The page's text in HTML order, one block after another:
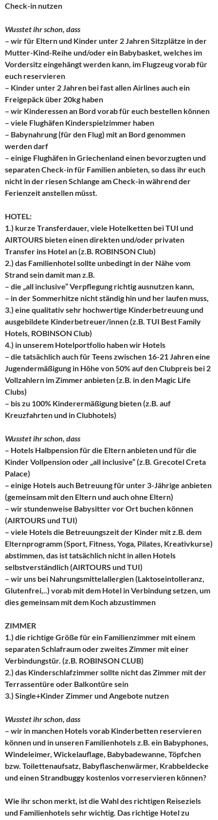
Check-in nutzen
Wusstet ihr schon, dass
– wir für Eltern und Kinder unter 2 Jahren Sitzplätze in der
Mutter-Kind-Reihe und/oder ein Babybasket, welches im
Vordersitz eingehängt werden kann, im Flugzeug vorab für
euch reservieren
– Kinder unter 2 Jahren bei fast allen Airlines auch ein
Freigepäck über 20kg haben
– wir Kinderessen an Bord vorab für euch bestellen können
– viele Flughäfen Kinderspielzimmer haben
– Babynahrung (für den Flug) mit an Bord genommen
werden darf
– einige Flughäfen in Griechenland einen bevorzugten und
separaten Check-in für Familien anbieten, so dass ihr euch
nicht in der riesen Schlange am Check-in während der
Ferienzeit anstellen müsst.
HOTEL:
1.) kurze Transferdauer, viele Hotelketten beiTUI und
AIRTOURS bieten einen direkten und/oder privaten
Transfer ins Hotel an (z.B. ROBINSON Club)
2.) das Familienhotel sollte unbedingt in der Nähe vom
Strand sein damit man z.B.
– die „all inclusive“ Verpflegung richtig ausnutzen kann,
– in der Sommerhitze nicht ständig hin und her laufen muss,
3.) eine qualitativ sehr hochwertige Kinderbetreuung und
ausgebildete Kinderbetreuer/innen (z.B. TUI Best Family
Hotels, ROBINSON Club)
4.) in unserem Hotelportfolio haben wir Hotels
– die tatsächlich auch fürTeens zwischen 16-21 Jahreneine
Jugendermäßigung in Höhe von 50%auf den Clubpreis bei 2
Vollzahlern im Zimmer anbieten (z.B. in den Magic Life
Clubs)
– bis zu 100% Kinderermäßigung bieten (z.B. auf
Kreuzfahrten und in Clubhotels)
Wusstet ihr schon, dass
– Hotels Halbpension für die Eltern anbieten und für die
Kinder Vollpension oder „all inclusive“ (z.B. GrecotelCreta
Palace)
– einige Hotels auch Betreuung für unter 3-Jährige anbieten
(gemeinsam mit den Eltern und auch ohne Eltern)
– wir stundenweise Babysitter vor Ort buchen können
(AIRTOURS und TUI)
– viele Hotels die Betreuungszeit der Kinder mit z.B. dem
Elternprogramm (Sport, Fitness, Yoga, Pilates, Kreativkurse)
abstimmen, das ist tatsächlich nicht in allen Hotels
selbstverständlich (AIRTOURS und TUI)
– wir uns bei Nahrungsmittelallergien (Laktoseintolleranz,
Glutenfrei,..) vorab mit dem Hotel in Verbindung setzen, um
dies gemeinsam mit dem Koch abzustimmen
ZIMMER
1.) die richtige Größe für ein Familienzimmer mit einem
separaten Schlafraum oder zweites Zimmer mit einer
Verbindungstür. (z.B. ROBINSON CLUB)
2.) das Kinderschlafzimmer sollte nicht das Zimmer mit der
Terrassentüre oder Balkontüre sein
3.) Single+Kinder Zimmer und Angebote nutzen
Wusstet ihr schon, dass
– wir in manchen Hotels vorab Kinderbetten reservieren
können und in unseren Familienhotels z.B. ein Babyphones,
Windeleimer, Wickelauflage, Babybadewanne , Töpfchen
bzw. Toilettenaufsatz, Babyflaschenwärmer, Krabbeldecke
und einenStrandbuggy kostenlos vorreservieren können?
Wie ihr schon merkt, ist die Wahl des richtigen Reiseziels
und Familienhotels sehr wichtig. Das richtige Hotel zu